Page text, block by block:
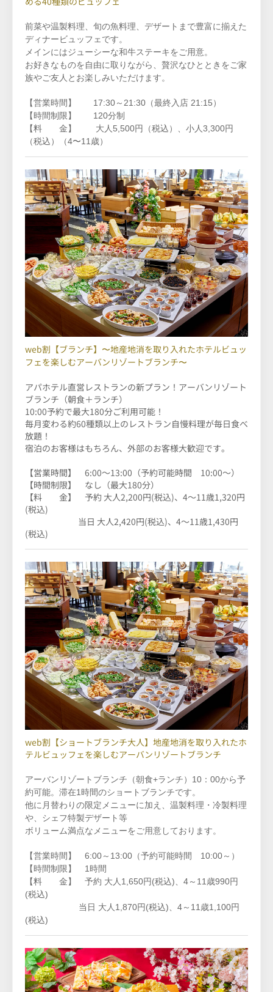
前菜や温製料理、旬の魚料理、デザートまで豊富に揃えた
ディナービュッフェです。
メインにはジューシーな和牛ステーキをご用意。
お好きなものを自由に取りながら、贅沢なひとときをご家
族やご友人とお楽しみいただけます。
【営業時間】 17:30～21:30（最終入店 21:15）
【時間制限】 120分制
【料 金】 大人5,500円（税込）、小人3,300円
（税込）（4〜11歳）
web割【ブランチ】〜地産地消を取り入れたホテルビュッ
フェを楽しむアーバンリゾートブランチ〜
アパホテル直営レストランの新プラン！ アーバンリゾート
ブランチ（朝食＋ランチ）
10:00予約で最大180分ご利用可能！
毎月変わる約60種類以上のレストラン自慢料理が毎日食べ
放題！
宿泊のお客様はもちろん、外部のお客様大歓迎です。
【営業時間】 6:00～13:00（予約可能時間 10:00～）
【時間制限】 なし（最大180分）
【料 金】 予約 大人2,200円(税込)、4～11歳1,320円
(税込)
当日 大人2,420円(税込)、4～11歳1,430円
(税込)
web割【ショートブランチ大人】地産地消を取り入れたホ
テルビュッフェを楽しむアーバンリゾートブランチ
アーバンリゾートブランチ（朝食+ランチ）10：00から予
約可能。滞在1時間のショートブランチです。
他に月替わりの限定メニューに加え、温製料理・冷製料理
や、シェフ特製デザート等
ボリューム満点なメニューをご用意しております。
【営業時間】 6:00～13:00（予約可能時間 10:00～）
【時間制限】 1時間
【料 金】 予約 大人1,650円(税込) 、4～11歳990円
(税込)
当日 大人1,870円(税込)、4～11歳1,100円
(税込)